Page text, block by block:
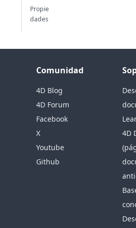
Propie
dades
Comunidad
4D Blog
4D Forum
Facebook
X
Youtube
Github
4D